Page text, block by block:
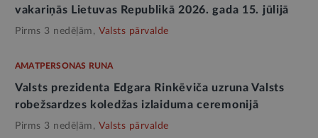
vakariņās Lietuvas Republikā 2026. gada 15. jūlijā
Pirms 3 nedēļām, Valsts pārvalde
AMATPERSONAS RUNA
Valsts prezidenta Edgara Rinkēviča uzruna Valsts
robežsardzes koledžas izlaiduma ceremonijā
Pirms 3 nedēļām, Valsts pārvalde